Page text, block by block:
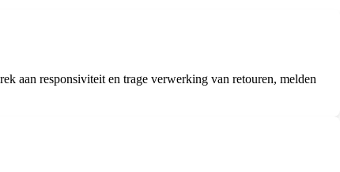
aan responsiviteit en trage verwerking van retouren, melden